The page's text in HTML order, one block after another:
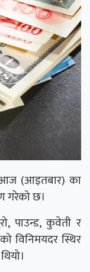
आज (आइतबार) का
गरेको छ।
पाउन्ड, कुवेती र
विनिमयदर स्थिर